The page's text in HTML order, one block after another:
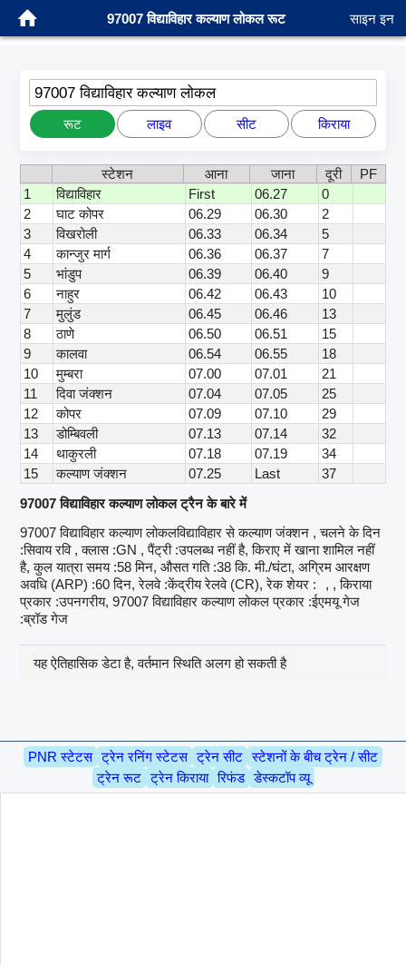
97007 विद्याविहार कल्याण लोकल रूट साइन इन
97007 विद्याविहार कल्याण लोकल
रूट लाइव सीट किराया
स्टेशन आना जाना दूरी
PF
1
विद्याविहार First 06.27
0
2
घाट कोपर 06.29 06.30
2
3
विखरोली 06.33 06.34
5
4
कान्जुर मार्ग 06.36 06.37
7
5
भांडुप 06.39 06.40
9
6
नाहुर 06.42 06.43
10
7
मुलुंड 06.45 06.46
13
8
ठाणे 06.50 06.51
15
9
कालवा 06.54 06.55
18
10
मुम्बरा 07.00 07.01
21
11
दिवा जंक्शन 07.04 07.05
25
12
कोपर 07.09 07.10
29
13
डोम्बिवली 07.13 07.14
32
14
थाकुरली 07.18 07.19
34
15
कल्याण जंक्शन 07.25 Last
37
97007 विद्याविहार कल्याण लोकल ट्रैन के बारे में
97007 विद्याविहार कल्याण लोकलविद्याविहार से कल्याण जंक्शन , चलने के दिन
:सिवाय रवि , क्लास :GN , पैंट्री :उपलब्ध नहीं है, किराए में खाना शामिल नहीं
है, कुल यात्रा समय :58 मिन, औसत गति :38 कि. मी./घंटा, अग्रिम आरक्षण
अवधि (ARP) :60 दिन, रेलवे :केंद्रीय रेलवे (CR), रेक शेयर :
, , किराया
प्रकार :उपनगरीय, 97007 विद्याविहार कल्याण लोकल प्रकार :ईएमयू गेज
:ब्रॉड गेज
यह ऐतिहासिक डेटा है, वर्तमान स्थिति अलग हो सकती है
PNR स्टेटस ट्रेन रनिंग स्टेटस ट्रेन सीट स्टेशनों के बीच ट्रेन / सीट
ट्रेन रूट ट्रेन किराया रिफंड डेस्कटॉप व्यू